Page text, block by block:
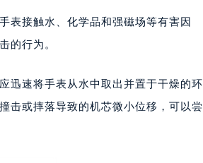
前预约）
蓉广场）10层13室（需提前预约）
表接触水、化学品和强磁场等有害因
的行为。
迅速将手表从水中取出并置于干燥的环
击或摔落导致的机芯微小位移，可以尝